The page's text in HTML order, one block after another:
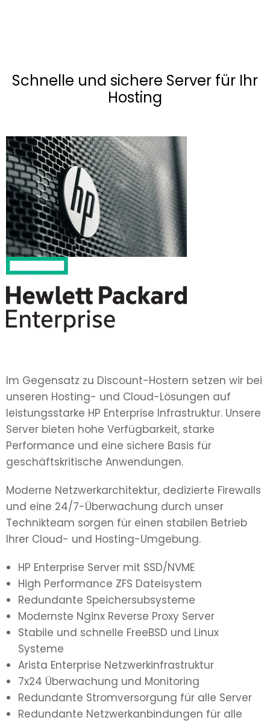
Schnelle und sichere Server für Ihr
Hosting
Im Gegensatz zu Discount-Hostern setzen wir bei
unseren Hosting- und Cloud-Lösungen auf
leistungsstarke HP Enterprise Infrastruktur. Unsere
Server bieten hohe Verfügbarkeit, starke
Performance und eine sichere Basis für
geschäftskritische Anwendungen.
Moderne Netzwerkarchitektur, dedizierte Firewalls
und eine 24/7-Überwachung durch unser
Technikteam sorgen für einen stabilen Betrieb
Ihrer Cloud- und Hosting-Umgebung.
HP Enterprise Server mit SSD/NVME
High Performance ZFS Dateisystem
Redundante Speichersubsysteme
Modernste Nginx Reverse Proxy Server
Stabile und schnelle FreeBSD und Linux
Systeme
Arista Enterprise Netzwerkinfrastruktur
7x24 Überwachung und Monitoring
Redundante Stromversorgung für alle Server
Redundante Netzwerkanbindungen für alle